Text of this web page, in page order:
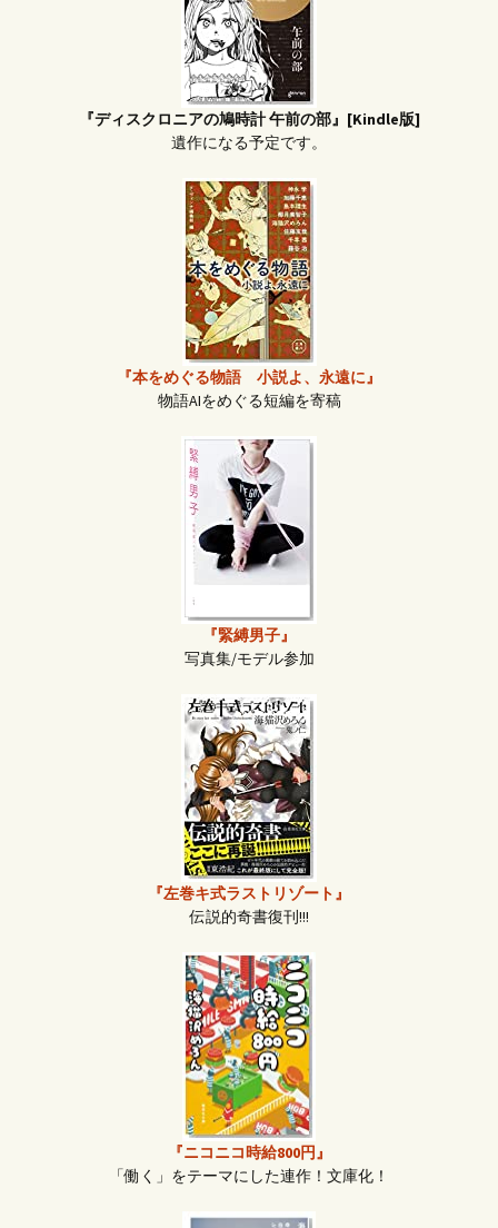
『ディスクロニアの鳩時計 午前の部』[Kindle版]
遺作になる予定です。
『本をめぐる物語 小説よ、永遠に』
物語AIをめぐる短編を寄稿
『緊縛男子』
写真集/モデル参加
『左巻キ式ラストリゾート』
伝説的奇書復刊!!!
『ニコニコ時給800円』
「働く」をテーマにした連作！文庫化！